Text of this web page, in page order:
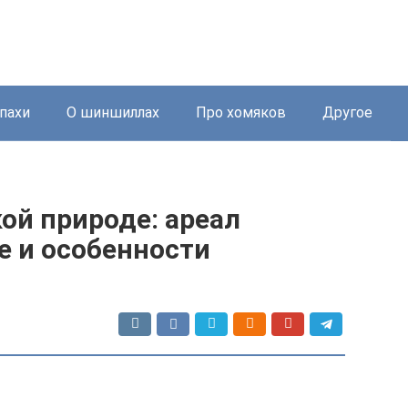
О шиншиллах Про хомяков Другое
природе: ареал
и особенности